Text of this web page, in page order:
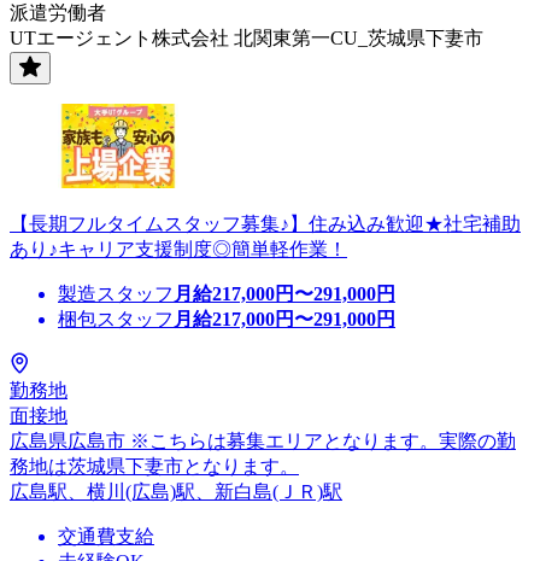
派遣労働者
UTエージェント株式会社 北関東第一CU_茨城県下妻市
【長期フルタイムスタッフ募集♪】住み込み歓迎★社宅補助
あり♪キャリア支援制度◎簡単軽作業！
製造スタッフ 月給217,000円〜291,000円
梱包スタッフ 月給217,000円〜291,000円
勤務地
面接地
広島県広島市 ※こちらは募集エリアとなります。実際の勤
務地は茨城県下妻市となります。
広島駅、横川(広島)駅、新白島(ＪＲ)駅
交通費支給